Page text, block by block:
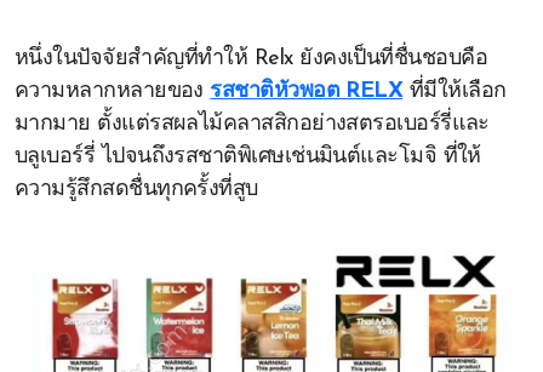
หนึ่งในปัจจัยสำคัญที่ทำให้ Relx ยังคงเป็นที่ชื่นชอบคือ
ความหลากหลายของ รสชาติหัวพอต RELXที่มีให้เลือก
มากมาย ตั้งแต่รสผลไม้คลาสสิกอย่างสตรอเบอร์รี่และ
บลูเบอร์รี่ ไปจนถึงรสชาติพิเศษเช่นมินต์และโมจิ ที่ให้
ความรู้สึกสดชื่นทุกครั้งที่สูบ